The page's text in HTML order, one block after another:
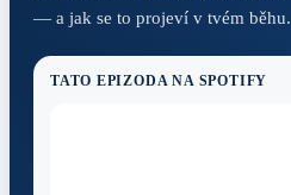
— a jak se to projeví v tvém běhu.
TATO EPIZODA NA SPOTIFY